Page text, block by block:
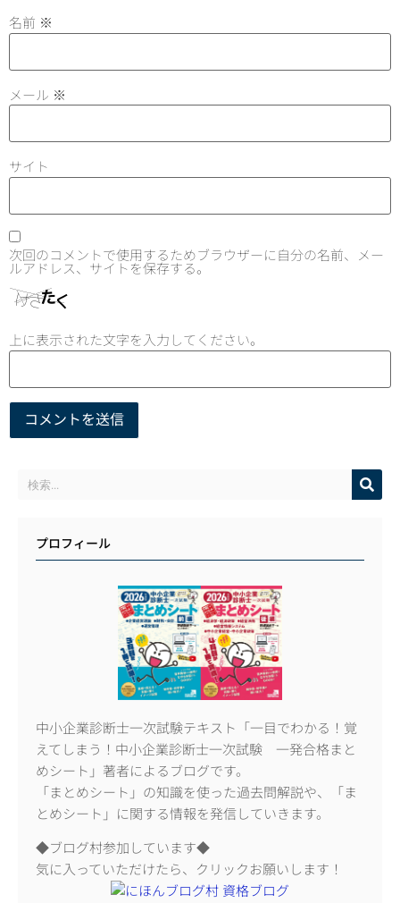
名前 ※
メール ※
サイト
次回のコメントで使用するためブラウザーに自分の名前、メー
ルアドレス、サイトを保存する。
上に表示された文字を入力してください。
プロフィール
中小企業診断士一次試験テキスト「一目でわかる！覚
えてしまう！中小企業診断士一次試験 一発合格まと
めシート」著者によるブログです。
「まとめシート」の知識を使った過去問解説や、「ま
とめシート」に関する情報を発信していきます。
◆ブログ村参加しています◆
気に入っていただけたら、クリックお願いします！